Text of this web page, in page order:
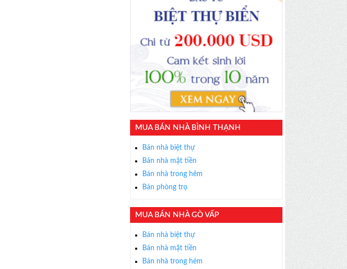
Với hơn 1000 căn nhà và 50 sales thân thiện, nhiệt tình,
×
MUA BÁN NHÀ BÌNH THẠNH
Bán nhà biệt thự
Bán nhà mặt tiền
Bán nhà trong hẻm
Bán phòng trọ
MUA BÁN NHÀ GÒ VẤP
Bán nhà biệt thự
Bán nhà mặt tiền
Bán nhà trong hẻm